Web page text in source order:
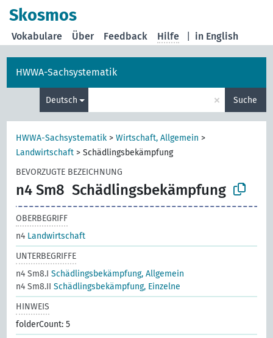
Skosmos
in English
Vokabulare Über Feedback Hilfe
HWWA-Sachsystematik
Deutsch × Suche
HWWA-Sachsystematik >Wirtschaft, Allgemein >
Landwirtschaft >Schädlingsbekämpfung
BEVORZUGTE BEZEICHNUNG
n4 Sm8 Schädlingsbekämpfung
OBERBEGRIFF
n4 Landwirtschaft
UNTERBEGRIFFE
n4 Sm8.ISchädlingsbekämpfung, Allgemein
n4 Sm8.IISchädlingsbekämpfung, Einzelne
HINWEIS
folderCount: 5